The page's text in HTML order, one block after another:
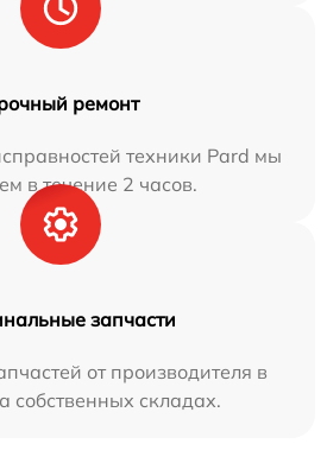
ремонт
техники Pard мы
в течение 2 часов.
запчасти
от производителя в
собственных складах.